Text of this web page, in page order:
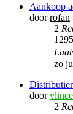
Aankoop
doorrofan
2
zo
door
2